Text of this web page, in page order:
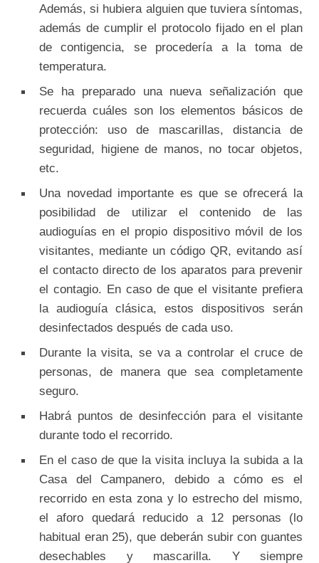
Además, si hubiera alguien que tuviera síntomas,
además de cumplir el protocolo fijado en el plan
de contigencia, se procedería a la toma de
temperatura.
Se ha preparado una nueva señalización que
recuerda cuáles son los elementos básicos de
protección: uso de mascarillas, distancia de
seguridad, higiene de manos, no tocar objetos,
etc.
Una novedad importante es que se ofrecerá la
posibilidad de utilizar el contenido de las
audioguías en el propio dispositivo móvil de los
visitantes, mediante un código QR, evitando así
el contacto directo de los aparatos para prevenir
el contagio. En caso de que el visitante prefiera
la audioguía clásica, estos dispositivos serán
desinfectados después de cada uso.
Durante la visita, se va a controlar el cruce de
personas, de manera que sea completamente
seguro.
Habrá puntos de desinfección para el visitante
durante todo el recorrido.
En el caso de que la visita incluya la subida a la
Casa del Campanero, debido a cómo es el
recorrido en esta zona y lo estrecho del mismo,
el aforo quedará reducido a 12 personas (lo
habitual eran 25), que deberán subir con guantes
desechables y mascarilla. Y siempre